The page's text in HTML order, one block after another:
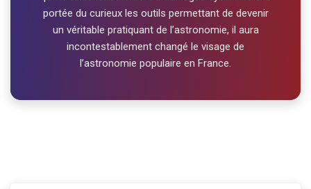
portée du curieux les outils permettant de devenir
un véritable pratiquant de l’astronomie, il aura
incontestablement changé le visage de
l’astronomie populaire en France.